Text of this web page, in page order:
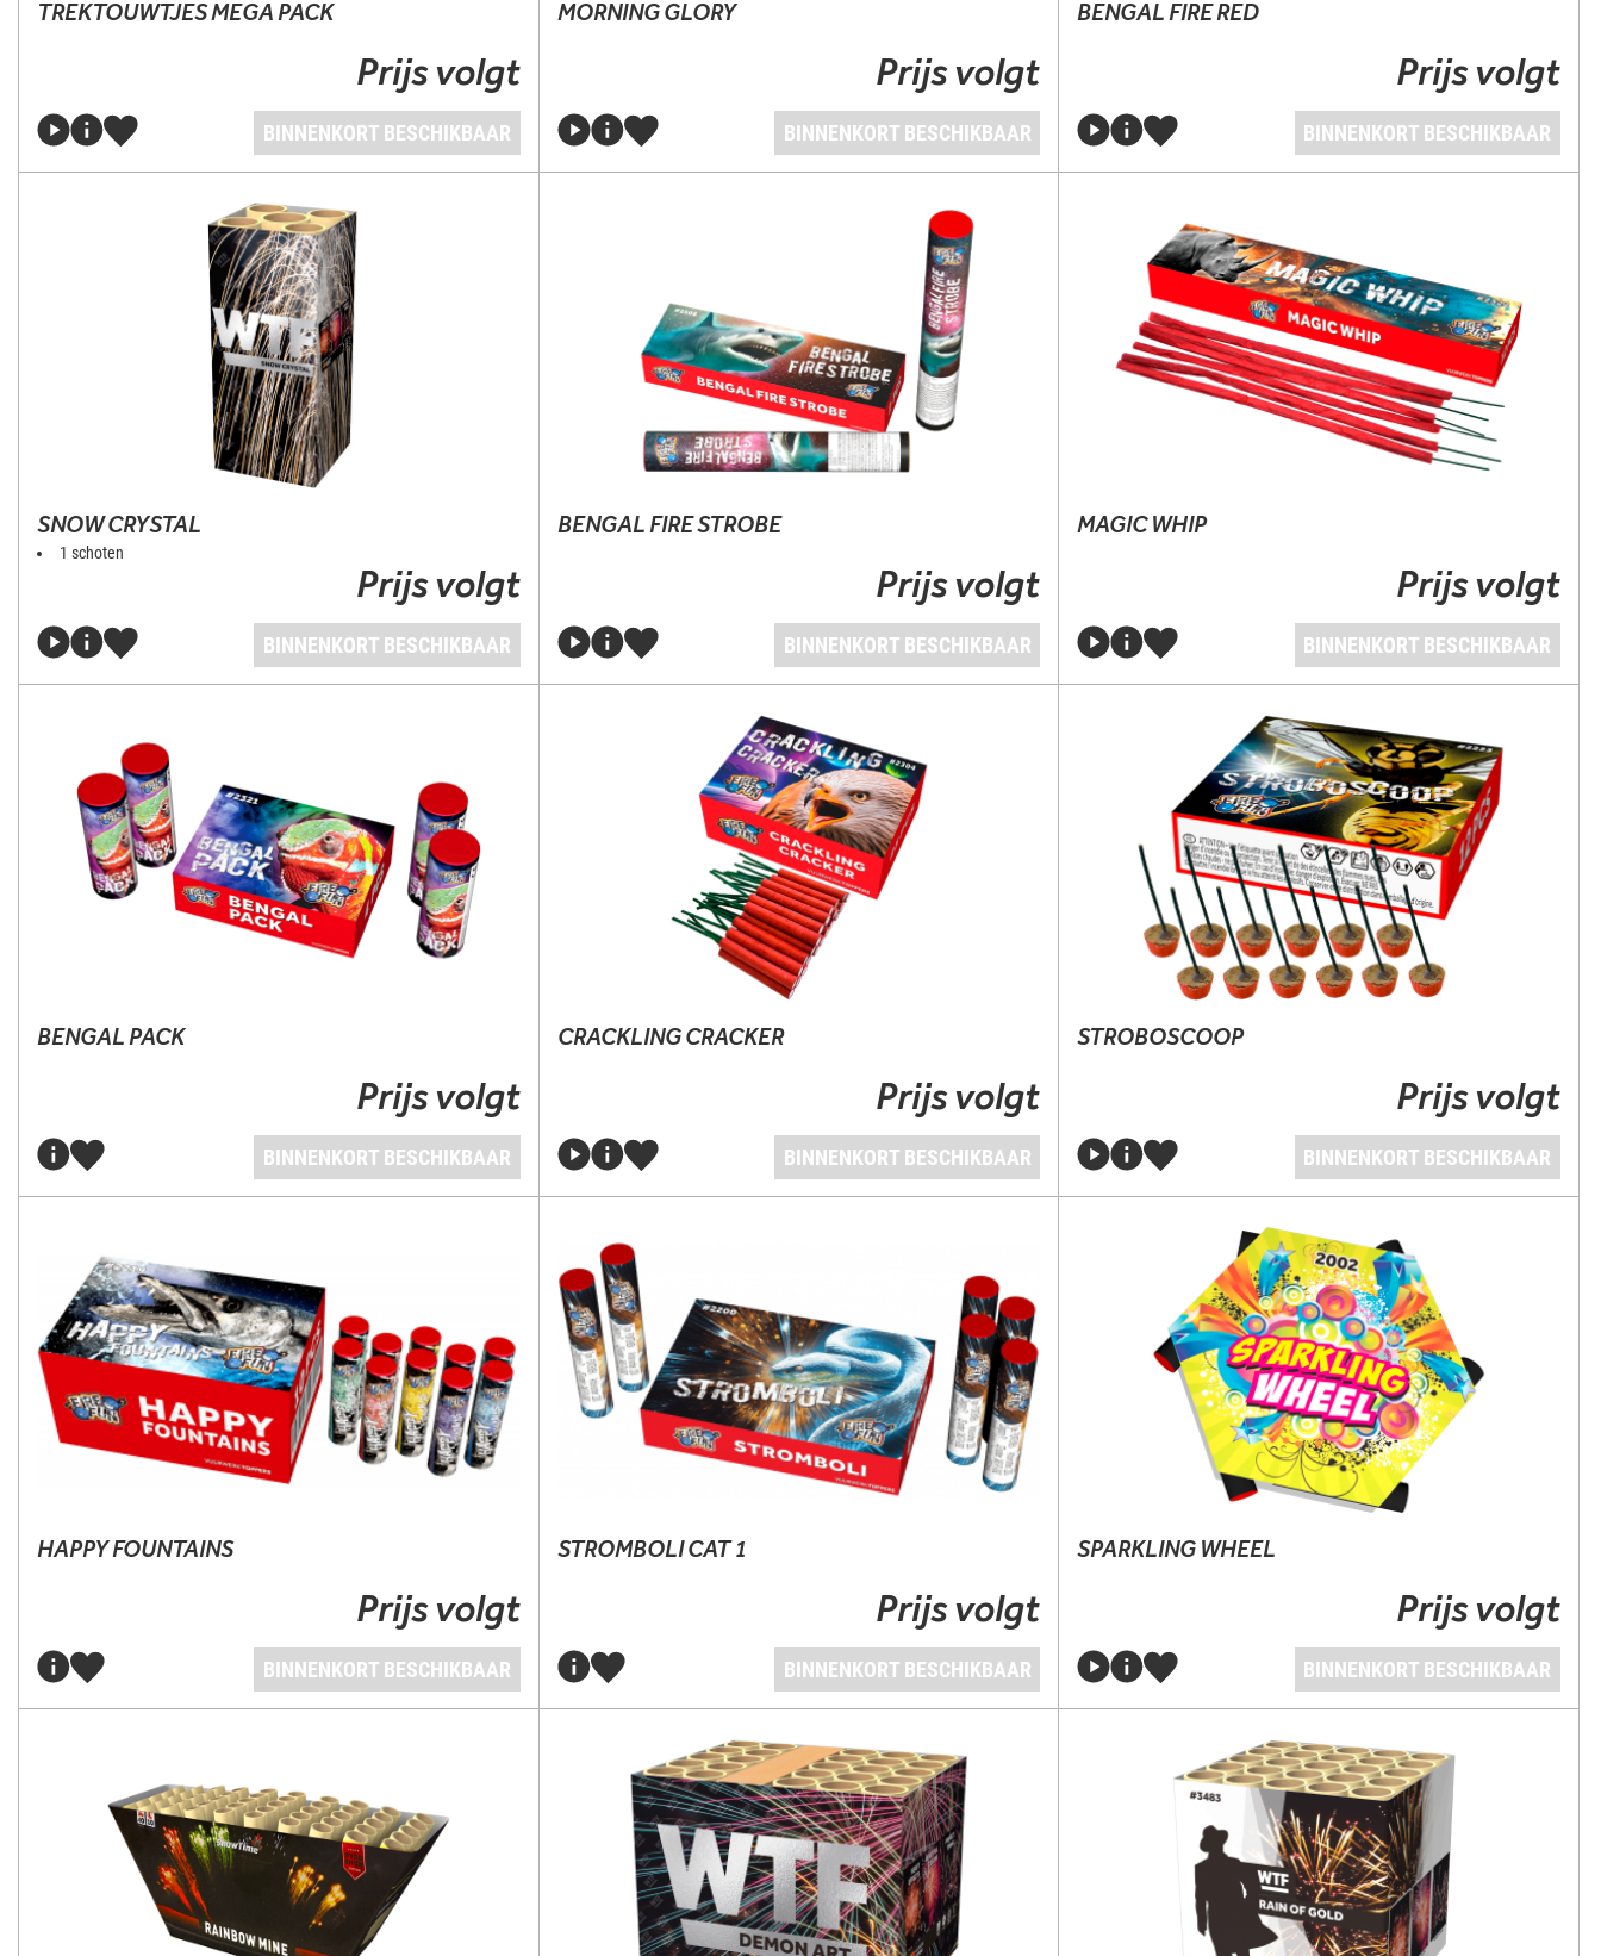
TREKTOUWTJES MEGA PACK
Prijs volgt
BINNENKORT BESCHIKBAAR
MORNING GLORY
Prijs volgt
BINNENKORT BESCHIKBAAR
BENGAL FIRE RED
Prijs volgt
BINNENKORT BESCHIKBAAR
SNOW CRYSTAL
1 schoten
Prijs volgt
BINNENKORT BESCHIKBAAR
BENGAL FIRE STROBE
Prijs volgt
BINNENKORT BESCHIKBAAR
MAGIC WHIP
Prijs volgt
BINNENKORT BESCHIKBAAR
BENGAL PACK
Prijs volgt
BINNENKORT BESCHIKBAAR
CRACKLING CRACKER
Prijs volgt
BINNENKORT BESCHIKBAAR
STROBOSCOOP
Prijs volgt
BINNENKORT BESCHIKBAAR
HAPPY FOUNTAINS
Prijs volgt
BINNENKORT BESCHIKBAAR
STROMBOLI CAT 1
Prijs volgt
BINNENKORT BESCHIKBAAR
SPARKLING WHEEL
Prijs volgt
BINNENKORT BESCHIKBAAR